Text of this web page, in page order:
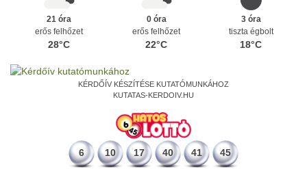
21 óra
erős felhőzet
28°C
0 óra
erős felhőzet
22°C
3 óra
tiszta égbolt
18°C
KÉRDŐÍV KÉSZÍTÉSE KUTATÓMUNKÁHOZ
KUTATAS-KERDOIV.HU
6 10 17 40 41 45